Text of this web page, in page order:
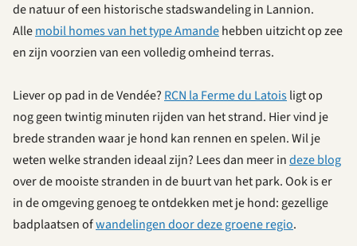
de natuur of een historische stadswandeling in Lannion.
Allemobil homes van het type Amandehebben uitzicht op zee
en zijn voorzien van een volledig omheind terras.
Liever op pad in de Vendée? RCN la Ferme du Latoisligt op
nog geen twintig minuten rijden van het strand. Hier vind je
brede stranden waar je hond kan rennen en spelen. Wil je
weten welke stranden ideaal zijn? Lees dan meer indeze blog
over de mooiste stranden in de buurt van het park. Ook is er
in de omgeving genoeg te ontdekken met je hond: gezellige
badplaatsen ofwandelingen door deze groene regio.